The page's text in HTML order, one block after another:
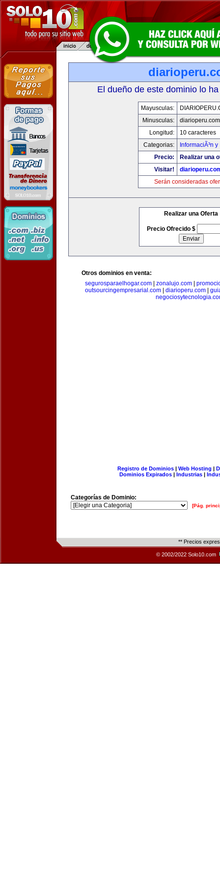
El dueño de este dominio lo
Mayusculas:
Minusculas:
diarioperu.com
Longitud:
10 caracteres
Categorias:
InformaciÃ³n
Precio:
Realizar una
Visitar!
Serán consideradas
Realizar una Oferta
Precio Ofrecido $
Otros dominios en venta:
segurosparaelhogar.com| zonalujo.com|
outsourcingempresarial.com| diarioperu.com|
Registro de Dominios| Web Hosting |
Dominios Expirados | Industrias |
Categorías de Dominio:
[Pág.
** Precios
© 2002/2022 Solo10.com